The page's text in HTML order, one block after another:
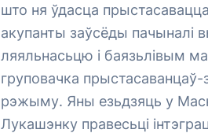
што ня ўдасца
акупанты заўсёды пачыналі
ляяльнасьцю і баязьлівым
груповачка
рэжыму. Яны езьдзяць у
Лукашэнку правесьці